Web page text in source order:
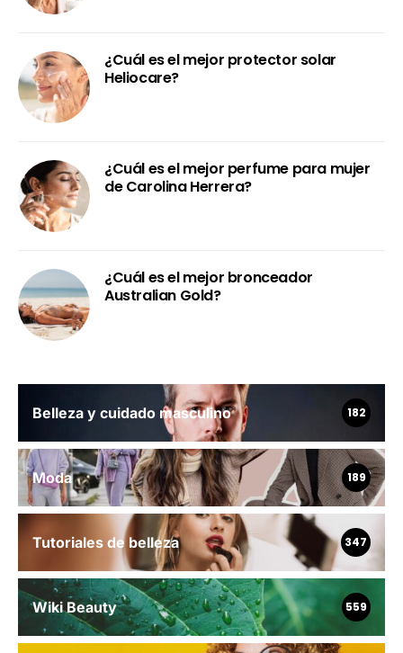
¿Cuál es el mejor protector solar
Heliocare?
¿Cuál es el mejor perfume para mujer
de Carolina Herrera?
¿Cuál es el mejor bronceador
Australian Gold?
Belleza y cuidado masculino 182
Moda 189
Tutoriales de belleza 347
Wiki Beauty 559